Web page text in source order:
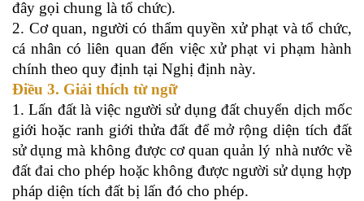
đây gọi chung là tổ chức).
2. Cơ quan, người có thẩm quyền xử phạt và tổ chức,
cá nhân có liên quan đến việc xử phạt vi phạm hành
chính theo quy định tại Nghị định này.
Điều 3. Giải thích từ ngữ
1. Lấn đất là việc người sử dụng đất chuyển dịch mốc
giới hoặc ranh giới thửa đất để mở rộng diện tích đất
sử dụng mà không được cơ quan quản lý nhà nước về
đất đai cho phép hoặc không được người sử dụng hợp
pháp diện tích đất bị lấn đó cho phép.